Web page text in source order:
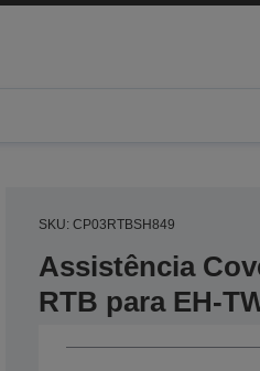
SKU: CP03RTBSH849
Assistência
RTB para EH-